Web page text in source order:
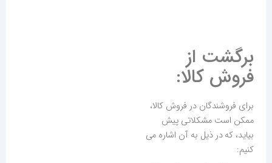
برگشت از
فروش کالا:
برای فروشندگان در فروش کالا،
ممکن است مشکلاتی پیش
بیاید، که در ذیل به آن اشاره می
کنیم: